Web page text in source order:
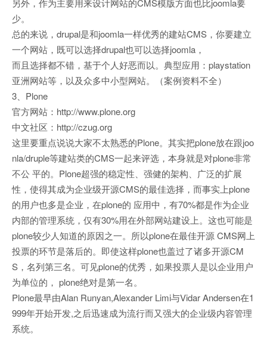
另外，作为主要用来设计网站的CMS模版方面也比joomla要
少。
总的来说，drupal是和joomla一样优秀的建站CMS，你要建立
一个网站，既可以选择drupal也可以选择joomla，
而且选择都不错，基于个人好恶而以。典型应用：playstation
亚洲网站等，以及众多中小型网站。（案例资料不全）
3、Plone
官方网站：http://www.plone.org
中文社区：http://czug.org
这里要重点说说大家不太熟悉的Plone。其实把plone放在跟joo
nla/druple等建站类的CMS一起来评选，本身就是对plone非常
不公 平的。Plone超强的稳定性、强健的架构、广泛的扩展
性，使得其成为企业级开源CMS的最佳选择，而事实上plone
的用户也多是企业，在plone的 应用中，有70%都是作为企业
内部的管理系统，仅有30%用在外部网站建设上。这也可能是
plone较少人知道的原因之一。所以plone在最佳开源 CMS网上
投票的环节是落后的。即使这样plone也盖过了诸多开源CM
S，名列第三名。可见plone的优秀，如果投票人是以企业用户
为单位的， plone绝对是第一名。
Plone最早由Alan Runyan,Alexander Limi与Vidar Andersen在1
999年开始开发,之后迅速成为流行而又强大的企业级内容管理
系统。